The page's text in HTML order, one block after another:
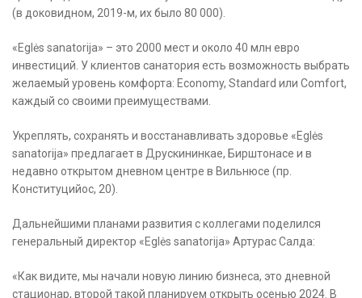
(в доковидном, 2019-м, их было 80 000).
«Eglės sanatorija» – это 2000 мест и около 40 млн евро
инвестиций. У клиентов санатория есть возможность выбрать
желаемый уровень комфорта: Economy, Standard или Comfort,
каждый со своими преимуществами.
Укреплять, сохранять и восстанавливать здоровье «Eglės
sanatorija» предлагает в Друскининкае, Бирштонасе и в
недавно открытом дневном центре в Вильнюсе (пр.
Конституцийос, 20).
Дальнейшими планами развития с коллегами поделился
генеральный директор «Eglės sanatorija» Артурас Салда:
«Как видите, мы начали новую линию бизнеса, это дневной
стационар, второй такой планируем открыть осенью 2024. В